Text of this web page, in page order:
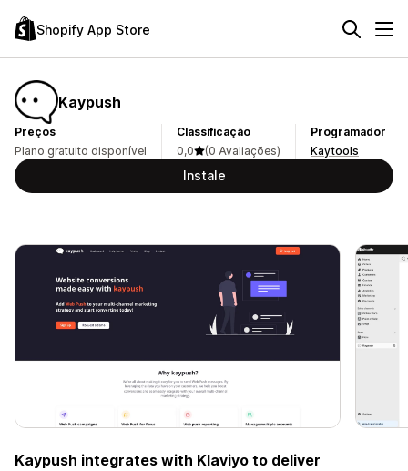
Shopify App Store
Kaypush
Preços
Plano gratuito disponível
Classificação
0,0
(0 Avaliações)
Programador
Kaytools
Instale
Kaypush integrates with Klaviyo to deliver